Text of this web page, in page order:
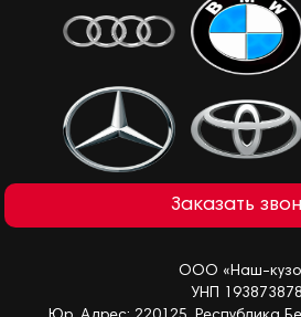
Заказать
ООО «Наш-
УНП 193873878